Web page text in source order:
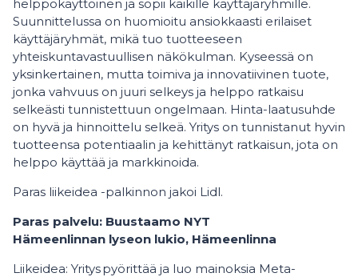
helppokäyttöinen ja sopii kaikille käyttäjäryhmille.
Suunnittelussa on huomioitu ansiokkaasti erilaiset
käyttäjäryhmät, mikä tuo tuotteeseen
yhteiskuntavastuullisen näkökulman. Kyseessä on
yksinkertainen, mutta toimiva ja innovatiivinen tuote,
jonka vahvuus on juuri selkeys ja helppo ratkaisu
selkeästi tunnistettuun ongelmaan. Hinta-laatusuhde
on hyvä ja hinnoittelu selkeä. Yritys on tunnistanut hyvin
tuotteensa potentiaalin ja kehittänyt ratkaisun, jota on
helppo käyttää ja markkinoida.
Paras liikeidea -palkinnon jakoi Lidl.
Paras palvelu: Buustaamo NYT
Hämeenlinnan lyseon lukio, Hämeenlinna
Liikeidea: Yritys pyörittää ja luo mainoksia Meta-